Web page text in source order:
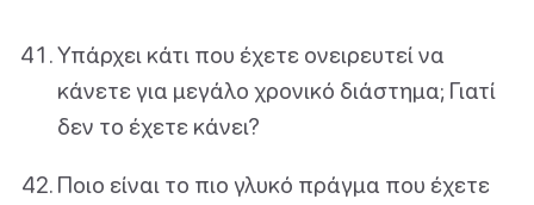
Υπάρχει κάτι που έχετε ονειρευτεί να
κάνετε για μεγάλο χρονικό διάστημα; Γιατί
δεν το έχετε κάνει?
Ποιο είναι το πιο γλυκό πράγμα που έχετε